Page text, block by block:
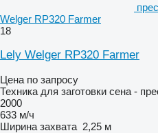
Welger RP320 Farmer
18
Lely Welger RP320 Farmer
Цена по запросу
Техника для заготовки сена -
2000
633 м/ч
Ширина захвата 2,25 м